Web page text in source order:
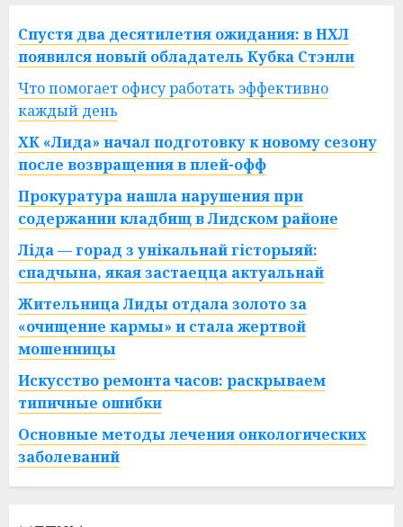
Спустя два десятилетия ожидания: в НХЛ
появился новый обладатель Кубка Стэнли
Что помогает офису работать эффективно
каждый день
ХК «Лида» начал подготовку к новому сезону
после возвращения в плей-офф
Прокуратура нашла нарушения при
содержании кладбищ в Лидском районе
Ліда — горад з унікальнай гісторыяй:
спадчына, якая застаецца актуальнай
Жительница Лиды отдала золото за
«очищение кармы» и стала жертвой
мошенницы
Искусство ремонта часов: раскрываем
типичные ошибки
Основные методы лечения онкологических
заболеваний